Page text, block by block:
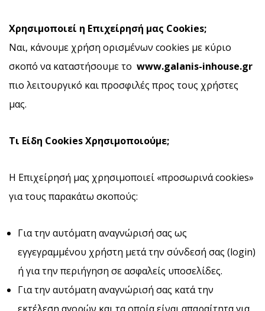
Χρησιμοποιεί η Επιχείρησή μας Cookies;
Ναι, κάνουμε χρήση ορισμένων cookies με κύριο
σκοπό να καταστήσουμε το www.galanis-inhouse.gr
πιο λειτουργικό και προσφιλές προς τους χρήστες
μας.
Τι Είδη CookiesΧρησιμοποιούμε;
Η Επιχείρησή μας χρησιμοποιεί «προσωρινά cookies»
για τους παρακάτω σκοπούς:
Για την αυτόματη αναγνώρισή σας ως
εγγεγραμμένου χρήστη μετά την σύνδεσή σας (login)
ή για την περιήγηση σε ασφαλείς υποσελίδες.
Για την αυτόματη αναγνώρισή σας κατά την